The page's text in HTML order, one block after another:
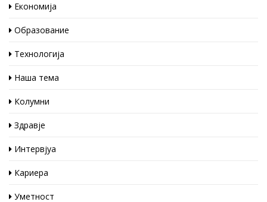
Економија
Образование
Технологија
Наша тема
Колумни
Здравје
Интервјуа
Кариера
Уметност